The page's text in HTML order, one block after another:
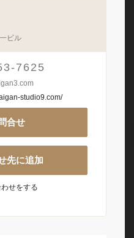
ビル
7625
studio9.com/
合せ
先に追加
せをする